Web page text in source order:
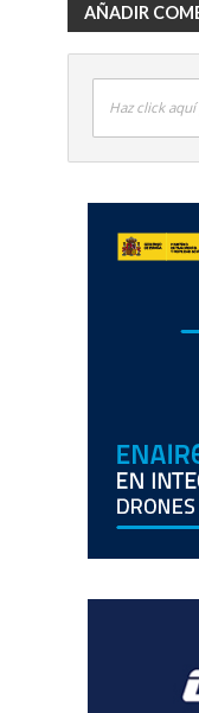
AÑADIR
Haz click